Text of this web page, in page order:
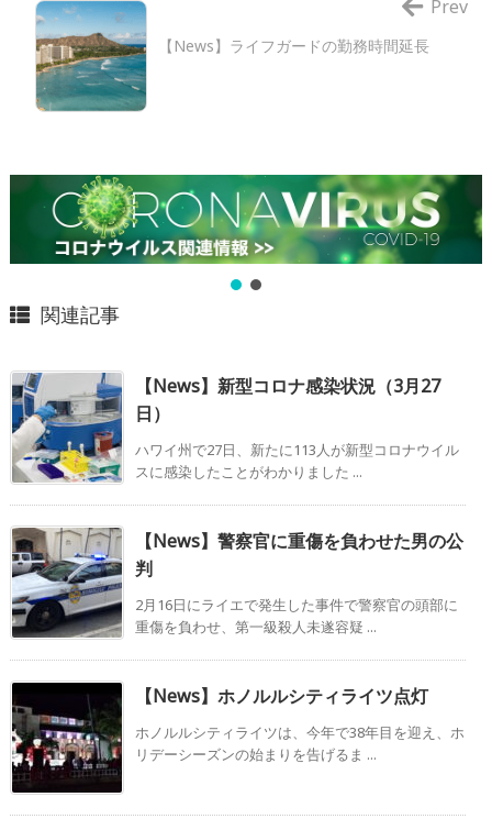
【News】ライフガードの勤務時間延長
Prev
関連記事
【News】新型コロナ感染状況（3月27
日）
ハワイ州で27日、新たに113人が新型コロナウイル
スに感染したことがわかりました ...
【News】警察官に重傷を負わせた男の公
判
2月16日にライエで発生した事件で警察官の頭部に
重傷を負わせ、第一級殺人未遂容疑 ...
【News】ホノルルシティライツ点灯
ホノルルシティライツは、今年で38年目を迎え、ホ
リデーシーズンの始まりを告げるま ...